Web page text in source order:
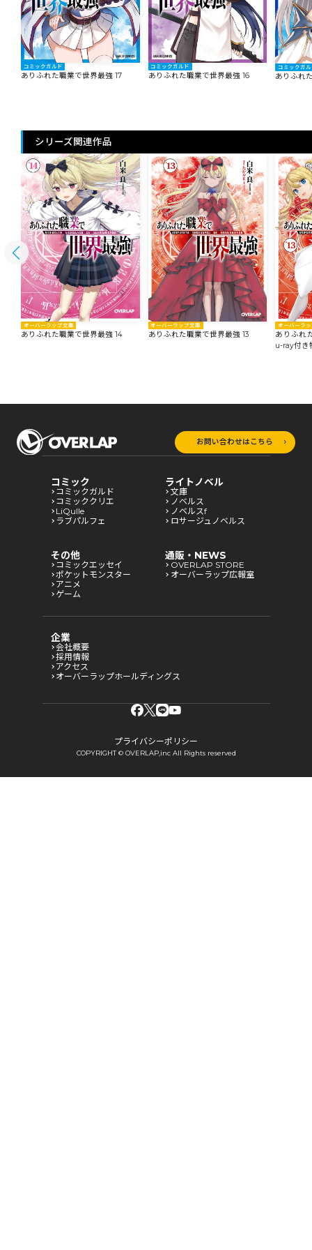
コミックガルド
ありふれた職業で世界最強 17
コミックガルド
ありふれた職業で世界最強 16
コミックガ
ありふれ
シリーズ関連作品
オーバーラップ文庫
ありふれた職業で世界最強 14
オーバーラップ文庫
ありふれた職業で世界最強 13
オーバーラ
ありふれ
u-ray付き
お問い合わせはこちら
コミック
コミックガルド
コミッククリエ
LiQulle
ラブパルフェ
ライトノベル
文庫
ノベルス
ノベルスf
ロサージュノベルス
その他
コミックエッセイ
ポケットモンスター
アニメ
ゲーム
通販・NEWS
OVERLAP STORE
オーバーラップ広報室
企業
会社概要
採用情報
アクセス
オーバーラップホールディングス
プライバシーポリシー
COPYRIGHT © OVERLAP,inc All Rights reserved